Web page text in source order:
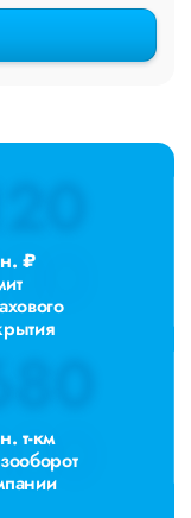
₽
т-км